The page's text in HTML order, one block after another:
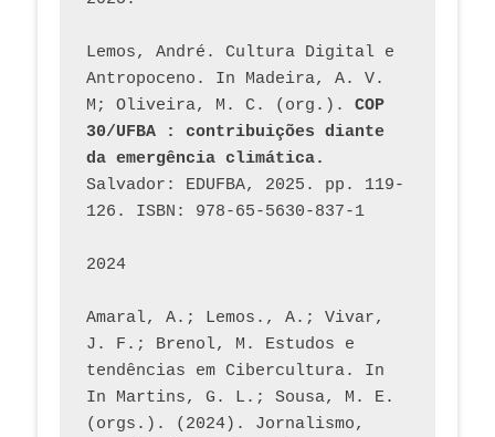
Lemos, André. Cultura Digital e
Antropoceno. In Madeira, A. V.
M; Oliveira, M. C. (org.). COP
30/UFBA : contribuições diante
da emergência climática.
Salvador: EDUFBA, 2025. pp. 119-
126. ISBN: 978-65-5630-837-1
2024
Amaral, A.; Lemos., A.; Vivar,
J. F.; Brenol, M. Estudos e
tendências em Cibercultura. In
In Martins, G. L.; Sousa, M. E.
(orgs.). (2024). Jornalismo,